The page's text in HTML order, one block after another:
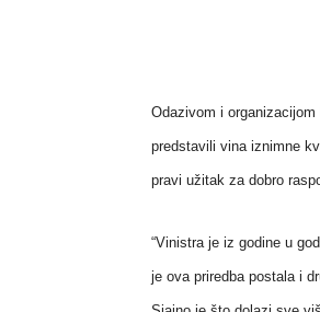
Odazivom i
predstavili vina iznimne
pravi užitak za dobro
“Vinistra je iz godine u
je ova priredba postala i